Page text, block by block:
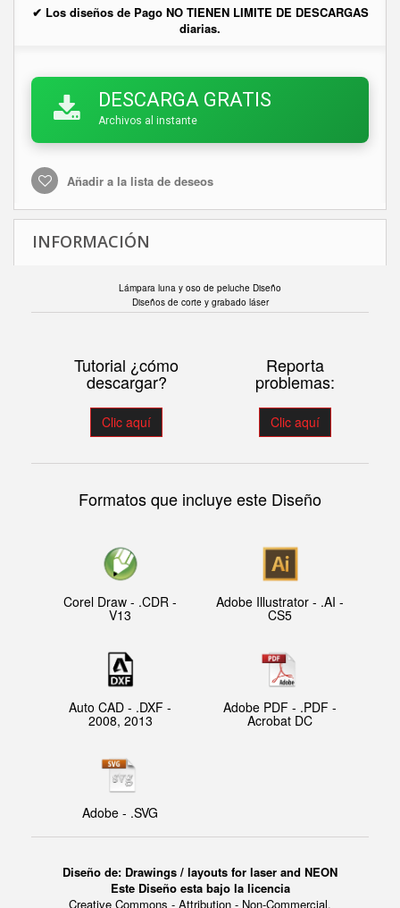
✔ Los diseños de Pago NO TIENEN LIMITE DE DESCARGAS
diarias.
DESCARGA GRATIS
Archivos al instante
Añadir a la lista de deseos
INFORMACIÓN
Lámpara luna y oso de peluche Diseño
Diseños de corte y grabado láser
Tutorial ¿cómo
descargar?
Clic aquí
Reporta
problemas:
Clic aquí
Formatos que incluye este Diseño
Corel Draw - .CDR -
V13
Adobe Illustrator - .AI -
CS5
Auto CAD - .DXF -
2008, 2013
Adobe PDF - .PDF -
Acrobat DC
Adobe - .SVG
Diseño de: Drawings / layouts for laser and NEON
Este Diseño esta bajo la licencia
Creative Commons - Attribution - Non-Commercial.